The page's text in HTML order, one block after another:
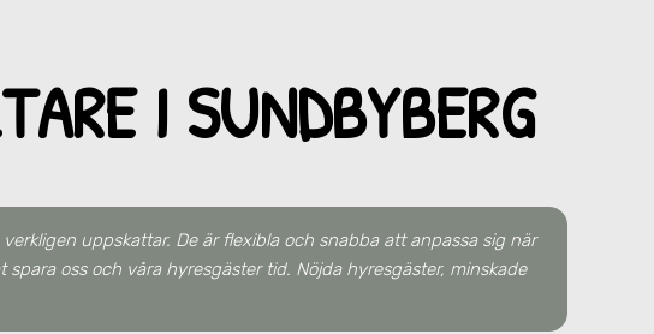
I SUNDBYBERG
uppskattar. De är flexibla och snabba att anpassa sig när
oss och våra hyresgäster tid. Nöjda hyresgäster, minskade